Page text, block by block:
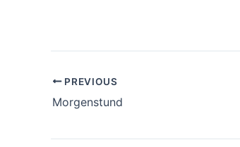
PREVIOUS
Morgenstund